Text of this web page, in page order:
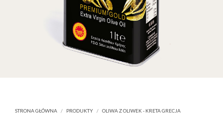
STRONA GŁÓWNA / PRODUKTY / OLIWA Z OLIWEK - KRETA GRECJA